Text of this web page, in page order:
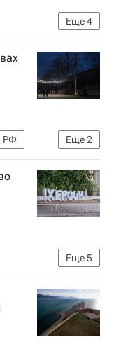
Еще4
Еще2
РФ
Еще5
край